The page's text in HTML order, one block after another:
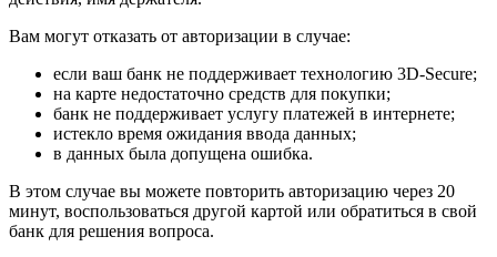
Вам могут отказать от авторизации в случае:
если ваш банк не поддерживает технологию 3D-Secure;
на карте недостаточно средств для покупки;
банк не поддерживает услугу платежей в интернете;
истекло время ожидания ввода данных;
в данных была допущена ошибка.
В этом случае вы можете повторить авторизацию через 20
минут, воспользоваться другой картой или обратиться в свой
банк для решения вопроса.